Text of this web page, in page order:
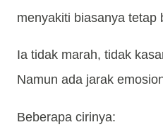
menyakiti biasanya tetap
Ia tidak marah, tidak
Namun ada jarak
Beberapa cirinya: